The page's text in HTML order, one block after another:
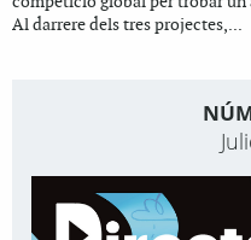
Al darrere dels tres projectes,...